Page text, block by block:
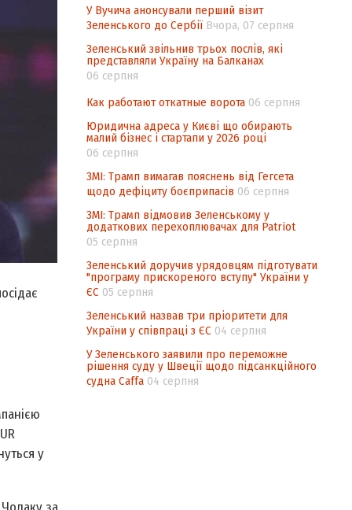
у
контексті євроінтеграції
Аналіз виборчого законодавства щодо
невизначеності механізму повторного
підрахунку голосів виборців
Інформаційна безпека суспільства
У Вучича анонсували перший візит
Зеленського до Сербії Вчора, 07 серпня
Зеленський звільнив трьох послів, які
представляли Україну на Балканах
06 серпня
Как работают откатные ворота 06 серпня
Юридична адреса у Києві що обирають
малий бізнес і стартапи у 2026 році
06 серпня
ЗМІ: Трамп вимагав пояснень від Гегсета
щодо дефіциту боєприпасів 06 серпня
ЗМІ: Трамп відмовив Зеленському у
додаткових перехоплювачах для Patriot
05 серпня
Зеленський доручив урядовцям підготувати
"програму прискореного вступу" України у
ЄС 05 серпня
Зеленський назвав три пріоритети для
України у співпраці з ЄС 04 серпня
У Зеленського заявили про переможне
рішення суду у Швеції щодо підсанкційного
судна Caffa 04 серпня